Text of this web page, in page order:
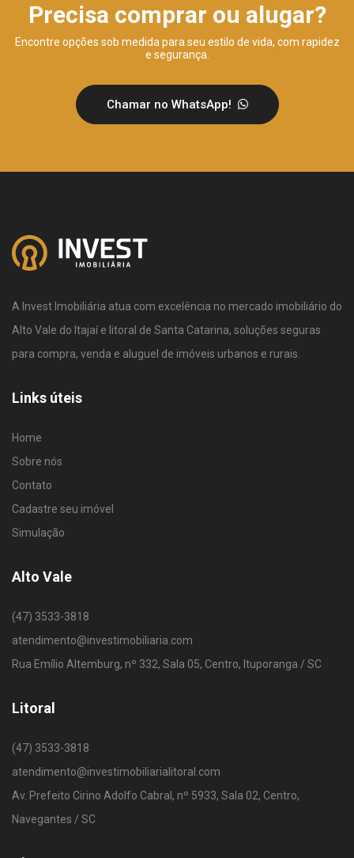
Precisa comprar ou alugar?
Encontre opções sob medida para seu estilo de vida, com rapidez
e segurança.
Chamar no WhatsApp!
A Invest Imobiliária atua com excelência no mercado imobiliário do
Alto Vale do Itajaí e litoral de Santa Catarina, soluções seguras
para compra, venda e aluguel de imóveis urbanos e rurais.
Links úteis
Home
Sobre nós
Contato
Cadastre seu imóvel
Simulação
Alto Vale
(47) 3533-3818
atendimento@investimobiliaria.com
Rua Emílio Altemburg, nº 332, Sala 05, Centro, Ituporanga / SC
Litoral
(47) 3533-3818
atendimento@investimobiliarialitoral.com
Av. Prefeito Cirino Adolfo Cabral, nº 5933, Sala 02, Centro,
Navegantes / SC